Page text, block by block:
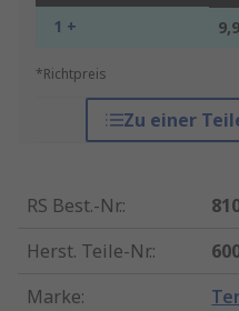
1 +
*Richtpreis
Zu einer
RS Best.-Nr.:
Herst. Teile-Nr.:
Marke: